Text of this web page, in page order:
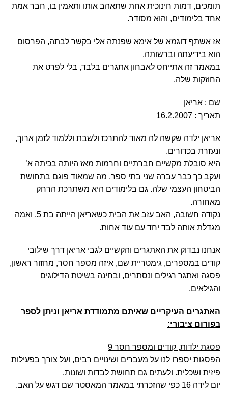
תומכים, דמות חינוכית אחת שתאהב אותו ותאמין בו, חבר אמת
אחד בלימודים, והוא מסודר.
אז אשתף דוגמא של אימא שפנתה אלי בקשר לבתה, הפרסום
הוא בידיעתה וברשותה.
במאמר זה אתייחס לאבחון אתגרים בלבד, בלי לפרט את
החוזקות שלה.
שם : אריאן
תאריך : 16.2.2007
אריאן ילדה שקשה לה מאוד להתרכז ולשבת וללמוד לזמן ארוך,
ונעזרת בכדורים.
היא סובלת מקשיים חברתיים וחרמות מאז היותה בכיתה א’
ועקב כך כבר עברה שני בתי ספר, מה שמאוד פוגם בתחושת
הביטחון העצמי שלה. גם בלימודים היא משתרכת הרחק
מאחורה.
נקודה חשובה, האב עזב את הבית כשאריאן הייתה בת 5, ואמה
מגדלת אותה לבד יחד עם עוד אחות.
אנחנו נבדוק את האתגרים והקשיים לגבי אריאן דרך שילובי
קודים במספרים, גימטריית שם, איזה מספר חסר, מחזור ראשון,
פסגה ואתגר רגילים ונסתרים, ובחינה בשיטת הדילוגים
והגילאים.
האתגרים העיקריים שאיתם מתמודדת אריאן וניתן לספר
בפורום ציבורי:
פסגת ילדות, קודים ומספר חסר 9
הפסגות יספרו לנו על מעברים ושינויים רבים, ועל צורך בפעילות
פיזית ושכלית. ולעתים גם תחושת לבדות ושונות.
יום לידה 16 כפי שהזכרתי במאמר המאסטר שם דגש על האב.